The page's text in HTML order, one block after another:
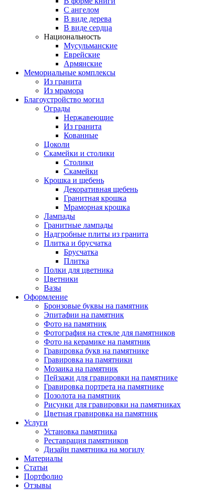
С ангелом
В виде дерева
В виде сердца
Национальность
Мусульманские
Еврейские
Армянские
Мемориальные комплексы
Из гранита
Из мрамора
Благоустройство могил
Ограды
Нержавеющие
Из гранита
Кованные
Цоколи
Скамейки и столики
Столики
Скамейки
Крошка и щебень
Декоративная щебень
Гранитная крошка
Мраморная крошка
Лампады
Гранитные лампады
Надгробные плиты из гранита
Плитка и брусчатка
Брусчатка
Плитка
Полки для цветника
Цветники
Вазы
Оформление
Бронзовые буквы на памятник
Эпитафии на памятник
Фото на памятник
Фотография на стекле для памятников
Фото на керамике на памятник
Гравировка букв на памятнике
Гравировка на памятники
Мозаика на памятник
Пейзажи для гравировки на памятнике
Гравировка портрета на памятнике
Позолота на памятник
Рисунки для гравировки на памятниках
Цветная гравировка на памятник
Услуги
Установка памятника
Реставрация памятников
Дизайн памятника на могилу
Материалы
Статьи
Портфолио
Отзывы